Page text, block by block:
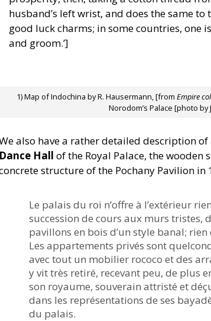
husband’s left wrist, and does the same
good luck charms; in some countries, one
and groom.’]
1) Map of Indochina by R. Hausermann, [fromEmpire
Norodom’s Palace [photo
also have a rather detailed description of
Dance Hall of the Royal Palace, the
structure of the Pochany Pavilion in
Le palais du roi n’offre à l’extérieur
succession de cours aux murs tristes,
pavillons en bois d’un style banal;
Les appartements privés sont
avec tout un mobilier rococo et des
y vit très retiré, recevant peu, de plus
son royaume, souverain attristé et
dans les représentations de ses
du palais.